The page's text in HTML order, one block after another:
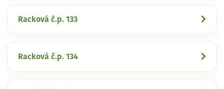
Racková č.p. 133
Racková č.p. 134